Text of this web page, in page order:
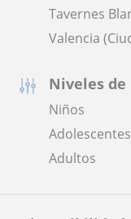
Tavernes
Valencia
Niveles de
Niños
Adolescentes
Adultos